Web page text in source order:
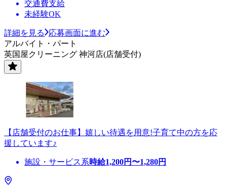
交通費支給
未経験OK
詳細を見る
応募画面に進む
アルバイト・パート
英国屋クリーニング 神河店(店舗受付)
【店舗受付のお仕事】嬉しい待遇を用意!子育て中の方を応
援しています♪
施設・サービス系時給1,200円〜1,280円